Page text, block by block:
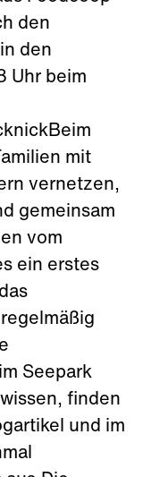
den
den
Uhr beim
mit
vernetzen,
gemeinsam
vom
ein erstes
Seepark
finden
und im